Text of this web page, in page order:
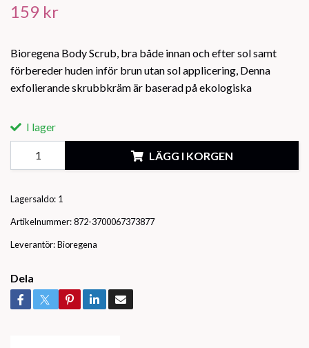
159 kr
Bioregena Body Scrub, bra både innan och efter sol samt
förbereder huden inför brun utan sol applicering, Denna
exfolierande skrubbkräm är baserad på ekologiska
I lager
LÄGG I KORGEN
Lagersaldo: 1
Artikelnummer:872-3700067373877
Leverantör:Bioregena
Dela